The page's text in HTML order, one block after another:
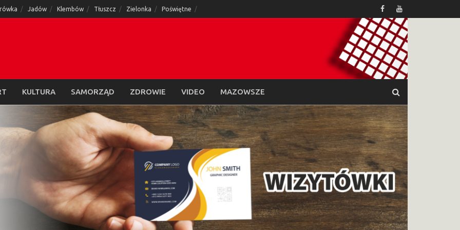
Jadów Klembów Tłuszcz Zielonka Poświętne
KULTURA SAMORZĄD ZDROWIE VIDEO MAZOWSZE